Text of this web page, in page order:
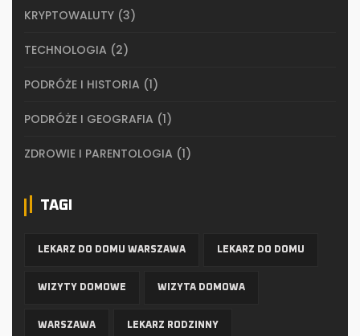
KRYPTOWALUTY (3)
TECHNOLOGIA (2)
PODRÓŻE I HISTORIA (1)
PODRÓŻE I GEOGRAFIA (1)
ZDROWIE I PARENTOLOGIA (1)
TAGI
LEKARZ DO DOMU WARSZAWA LEKARZ DO DOMU
WIZYTY DOMOWE WIZYTA DOMOWA
WARSZAWA LEKARZ RODZINNY